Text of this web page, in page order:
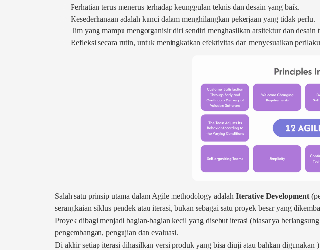
Perhatian terus menerus terhadap keunggulan teknis dan desain yang baik.
Kesederhanaan adalah kunci dalam menghilangkan pekerjaan yang tidak perlu.
Tim yang mampu mengorganisir diri sendiri menghasilkan arsitektur dan desain
Refleksi secara rutin, untuk meningkatkan efektivitas dan menyesuaikan
Salah satu prinsip utama dalam Agile methodology adalah Iterative Development
serangkaian siklus pendek atau iterasi, bukan sebagai satu proyek besar yang
Proyek dibagi menjadi bagian-bagian kecil yang disebut iterasi (biasanya
pengembangan, pengujian dan evaluasi.
Di akhir setiap iterasi dihasilkan versi produk yang bisa diuji atau bahkan digunakan